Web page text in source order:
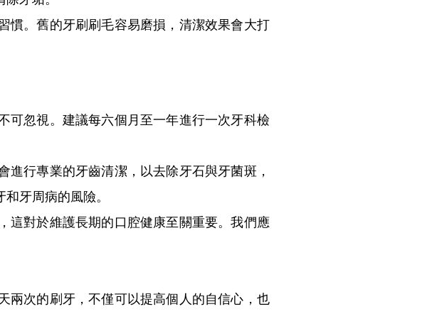
。舊的牙刷刷毛容易磨損，清潔效果會大打
忽視。建議每六個月至一年進行一次牙科檢
行專業的牙齒清潔，以去除牙石與牙菌斑，
牙周病的風險。
對於維護長期的口腔健康至關重要。我們應
次的刷牙，不僅可以提高個人的自信心，也